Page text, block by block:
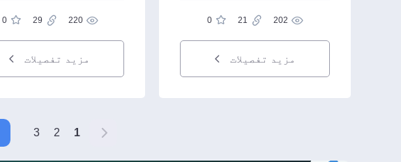
202
21
0
مزید تفصیلات
220
29
0
مزید تفصیلات
1
2
3